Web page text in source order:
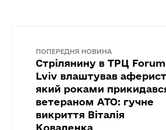
ПОПЕРЕДНЯ НОВИНА
Стрілянину в ТРЦ Forum
Lviv влаштував
який роками
ветераном АТО: гучне
викриття Віталія
Коваленка